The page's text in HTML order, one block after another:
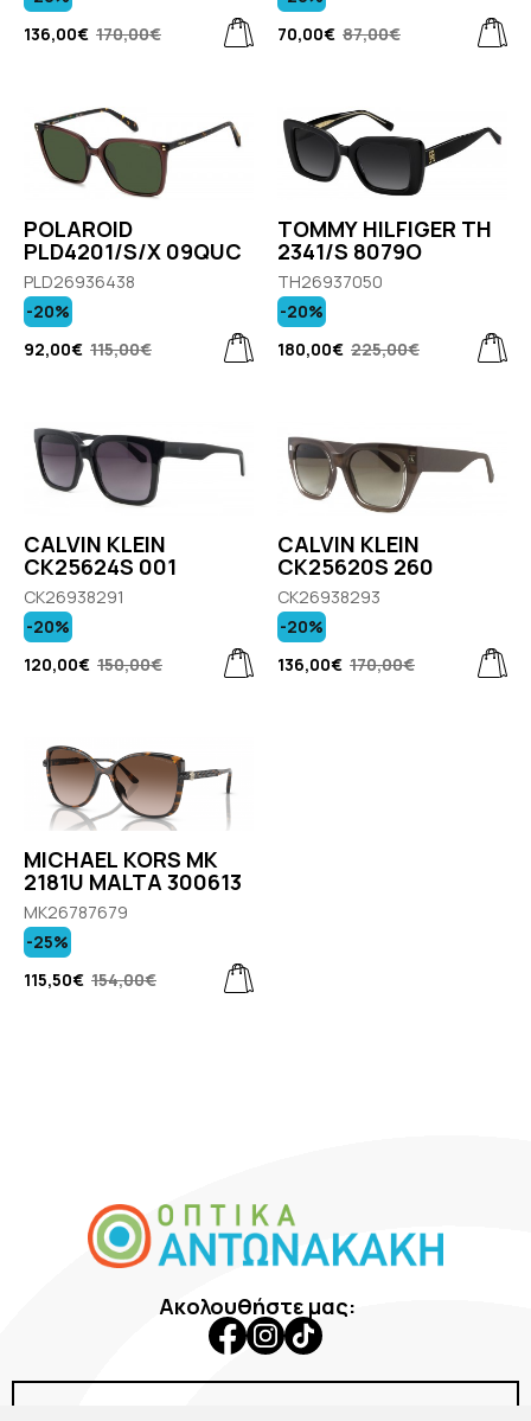
136,00€ 170,00€ 70,00€ 87,00€
POLAROID
PLD4201/S/X 09QUC
PLD26936438
92,00€ 115,00€
-20%
TOMMY HILFIGER TH
2341/S 8079O
TH26937050
180,00€ 225,00€
-20%
CALVIN KLEIN
CK25624S 001
CK26938291
120,00€ 150,00€
-20%
CALVIN KLEIN
CK25620S 260
CK26938293
136,00€ 170,00€
-20%
MICHAEL KORS MK
2181U MALTA 300613
MK26787679
115,50€ 154,00€
-25%
Ακολουθήστε μας: